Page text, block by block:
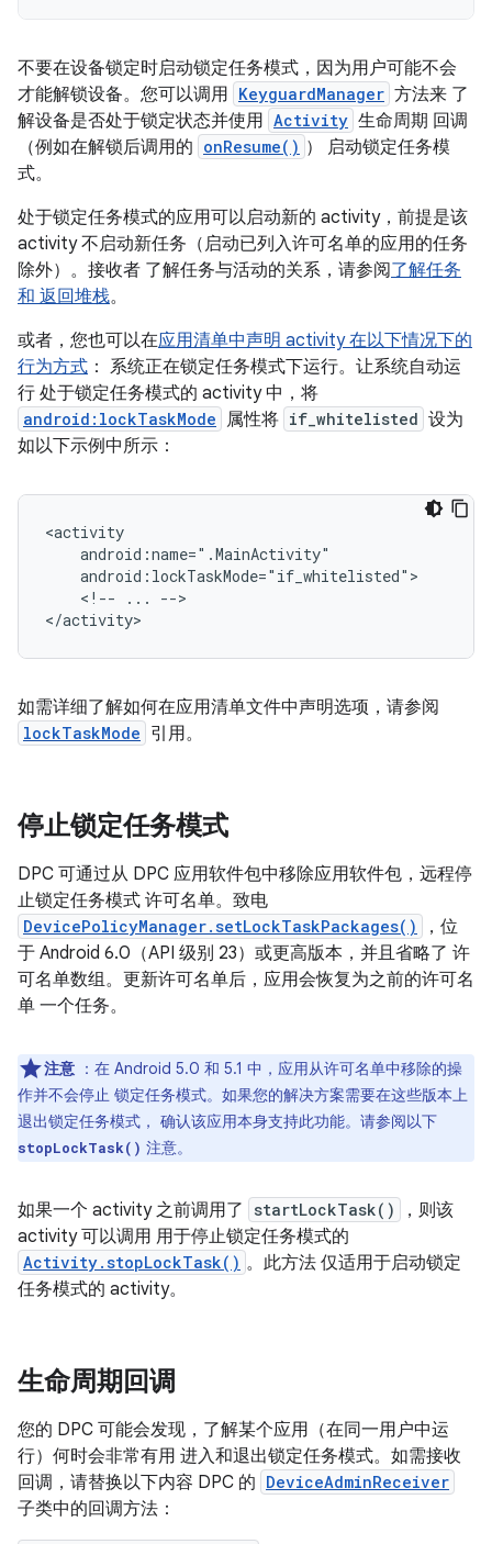
不要在设备锁定时启动锁定任务模式，因为用户可能不会
才能解锁设备。您可以调用 KeyguardManager 方法来 了
解设备是否处于锁定状态并使用 Activity 生命周期 回调
（例如在解锁后调用的 onResume() ） 启动锁定任务模
式。
处于锁定任务模式的应用可以启动新的 activity，前提是该
activity 不启动新任务（启动已列入许可名单的应用的任务
除外）。接收者 了解任务与活动的关系，请参阅了解任务
和 返回堆栈。
或者，您也可以在应用清单中声明 activity 在以下情况下的
行为方式 ： 系统正在锁定任务模式下运行。让系统自动运
行 处于锁定任务模式的 activity 中，将
android:lockTaskMode 属性将 if_whitelisted 设为
如以下示例中所示：
<!--
...
-->
如需详细了解如何在应用清单文件中声明选项，请参阅
lockTaskMode 引用。
停止锁定任务模式
DPC 可通过从 DPC 应用软件包中移除应用软件包，远程停
止锁定任务模式 许可名单。致电
DevicePolicyManager.setLockTaskPackages()
，位
于 Android 6.0（API 级别 23）或更高版本，并且省略了 许
可名单数组。更新许可名单后，应用会恢复为之前的许可名
单 一个任务。
注意 ：在 Android 5.0 和 5.1 中，应用从许可名单中移除的操
作并不会停止 锁定任务模式。如果您的解决方案需要在这些版本上
退出锁定任务模式， 确认该应用本身支持此功能。请参阅以下
stopLockTask() 注意。
如果一个 activity 之前调用了 startLockTask()
，则该
activity 可以调用 用于停止锁定任务模式的
Activity.stopLockTask() 。此方法 仅适用于启动锁定
任务模式的 activity。
生命周期回调
您的 DPC 可能会发现，了解某个应用（在同一用户中运
行）何时会非常有用 进入和退出锁定任务模式。如需接收
回调，请替换以下内容 DPC 的 DeviceAdminReceiver
子类中的回调方法：